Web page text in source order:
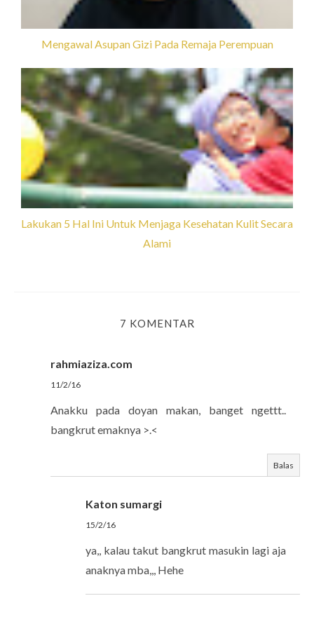
Mengawal Asupan Gizi Pada Remaja Perempuan
Lakukan 5 Hal Ini Untuk Menjaga Kesehatan Kulit Secara
Alami
7 KOMENTAR
rahmiaziza.com
11/2/16
Anakku pada doyan makan, banget ngettt..
bangkrut emaknya >.<
Balas
Katon sumargi
15/2/16
ya,, kalau takut bangkrut masukin lagi aja
anaknya mba,,, Hehe